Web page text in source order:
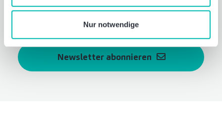
nutzen.
Nur notwendige
Newsletter abonnieren